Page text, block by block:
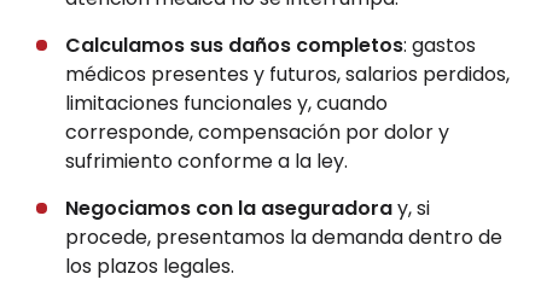
Calculamos sus daños completos: gastos
médicos presentes y futuros, salarios perdidos,
limitaciones funcionales y, cuando
corresponde, compensación por dolor y
sufrimiento conforme a la ley.
Negociamos con la aseguradoray, si
procede, presentamos la demanda dentro de
los plazos legales.